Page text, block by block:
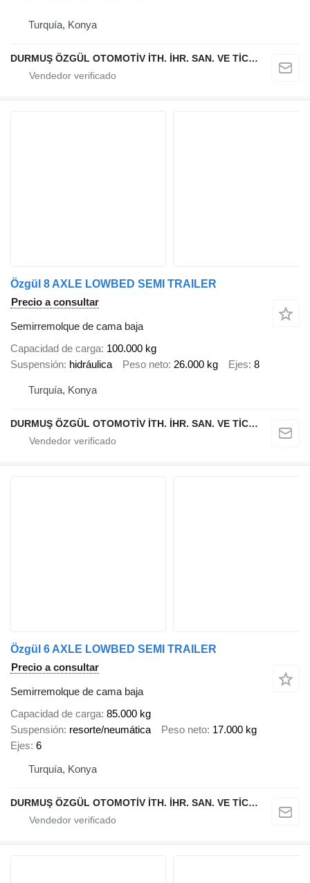
Turquía, Konya
DURMUŞ ÖZGÜL OTOMOTİV İTH. İHR. SAN. VE TİC. A.Ş
Özgül 8 AXLE LOWBED SEMI TRAILER
Precio a consultar
Semirremolque de cama baja
Capacidad de carga 100.000 kg
Suspensión hidráulica Peso neto 26.000 kg Ejes 8
Turquía, Konya
DURMUŞ ÖZGÜL OTOMOTİV İTH. İHR. SAN. VE TİC. A.Ş
Özgül 6 AXLE LOWBED SEMI TRAILER
Precio a consultar
Semirremolque de cama baja
Capacidad de carga 85.000 kg
Suspensión resorte/neumática Peso neto 17.000 kg
Ejes 6
Turquía, Konya
DURMUŞ ÖZGÜL OTOMOTİV İTH. İHR. SAN. VE TİC. A.Ş